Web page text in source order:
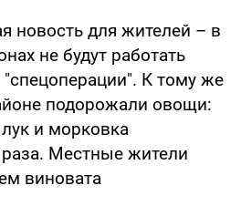
новость для жителей – в
не будут работать
К тому же
подорожали овощи:
и морковка
Местные жители
виновата